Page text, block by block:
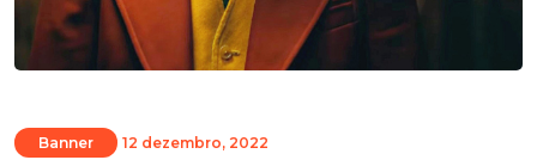
Banner 12 dezembro, 2022